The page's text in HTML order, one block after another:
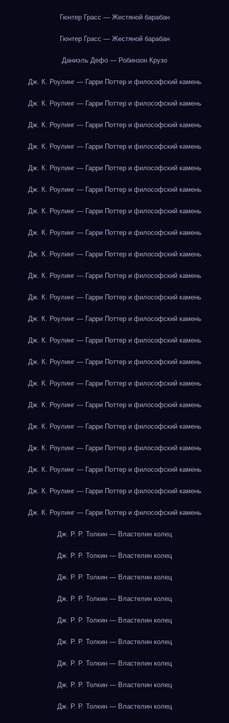
Гюнтер Грасс — Жестяной барабан
Гюнтер Грасс — Жестяной барабан
Даниэль Дефо — Робинзон Крузо
Дж. К. Роулинг — Гарри Поттер и философский камень
Дж. К. Роулинг — Гарри Поттер и философский камень
Дж. К. Роулинг — Гарри Поттер и философский камень
Дж. К. Роулинг — Гарри Поттер и философский камень
Дж. К. Роулинг — Гарри Поттер и философский камень
Дж. К. Роулинг — Гарри Поттер и философский камень
Дж. К. Роулинг — Гарри Поттер и философский камень
Дж. К. Роулинг — Гарри Поттер и философский камень
Дж. К. Роулинг — Гарри Поттер и философский камень
Дж. К. Роулинг — Гарри Поттер и философский камень
Дж. К. Роулинг — Гарри Поттер и философский камень
Дж. К. Роулинг — Гарри Поттер и философский камень
Дж. К. Роулинг — Гарри Поттер и философский камень
Дж. К. Роулинг — Гарри Поттер и философский камень
Дж. К. Роулинг — Гарри Поттер и философский камень
Дж. К. Роулинг — Гарри Поттер и философский камень
Дж. К. Роулинг — Гарри Поттер и философский камень
Дж. К. Роулинг — Гарри Поттер и философский камень
Дж. К. Роулинг — Гарри Поттер и философский камень
Дж. К. Роулинг — Гарри Поттер и философский камень
Дж. К. Роулинг — Гарри Поттер и философский камень
Дж. Р. Р. Толкин — Властелин колец
Дж. Р. Р. Толкин — Властелин колец
Дж. Р. Р. Толкин — Властелин колец
Дж. Р. Р. Толкин — Властелин колец
Дж. Р. Р. Толкин — Властелин колец
Дж. Р. Р. Толкин — Властелин колец
Дж. Р. Р. Толкин — Властелин колец
Дж. Р. Р. Толкин — Властелин колец
Дж. Р. Р. Толкин — Властелин колец